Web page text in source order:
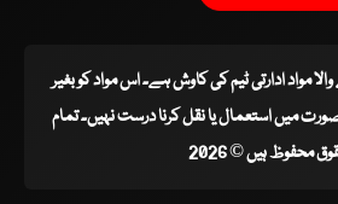
والا مواد ادارتی ٹیم کی کاوش ہے۔ اس مواد کو بغیر
میں استعمال یا نقل کرنا درست نہیں۔ تمام
محفوظ ہیں © 2026